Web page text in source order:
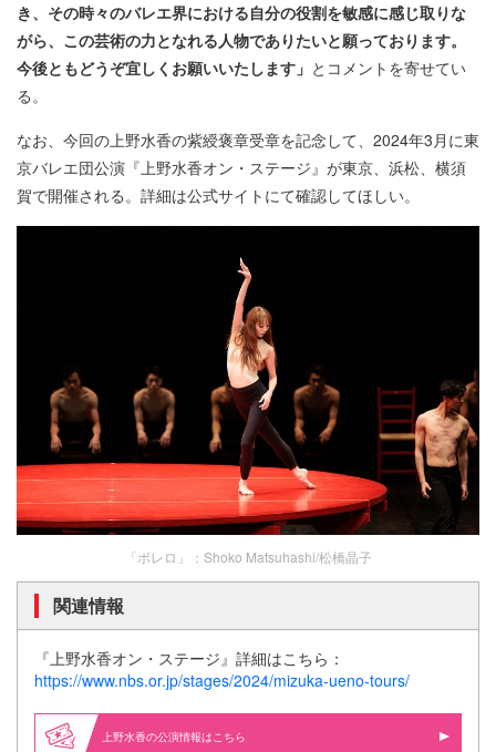
き、その時々のバレエ界における自分の役割を敏感に感じ取りな
がら、この芸術の力となれる人物でありたいと願っております。
今後ともどうぞ宜しくお願いいたします」 とコメントを寄せてい
る。
なお、今回の上野水香の紫綬褒章受章を記念して、2024年3月に東
京バレエ団公演『上野水香オン・ステージ』が東京、浜松、横須
賀で開催される。詳細は公式サイトにて確認してほしい。
「ボレロ」：Shoko Matsuhashi/松橋晶子
関連情報
『上野水香オン・ステージ』詳細はこちら：
https://www.nbs.or.jp/stages/2024/mizuka-ueno-tours/
上野水香の公演情報はこちら